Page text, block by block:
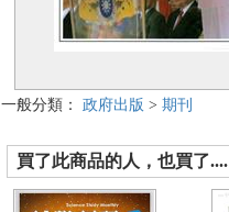
一般分類： 政府出版 > 期刊
買了此商品的人，也買了....